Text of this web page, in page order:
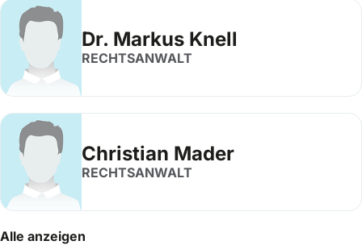
Dr. Markus Knell
RECHTSANWALT
Christian Mader
RECHTSANWALT
Alle anzeigen